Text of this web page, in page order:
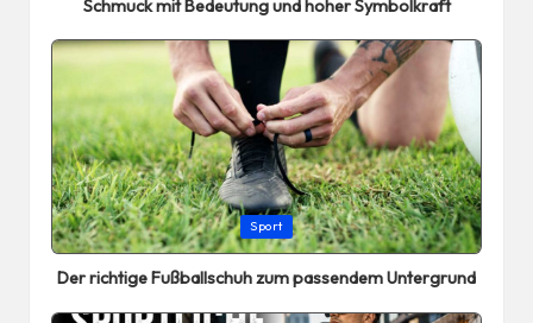
Schmuck mit Bedeutung und hoher Symbolkraft
Posted
in
Sport
Der richtige Fußballschuh zum passendem Untergrund